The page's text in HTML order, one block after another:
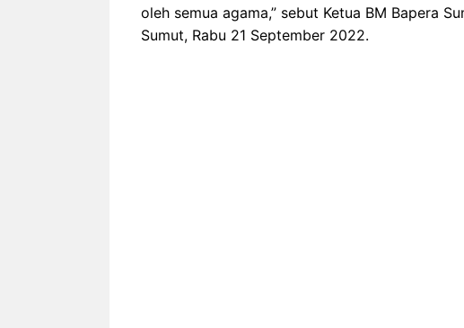
oleh semua agama,” sebut Ketua BM Bapera
Sumut, Rabu 21 September 2022.